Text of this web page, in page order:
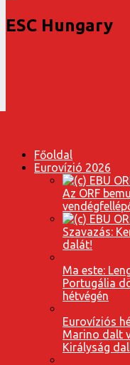
ESC Hungary
Főoldal
Eurovízió 2026
Az ORF
Szavazás:
dalát!
Ma este:
Portugália
hétvégén
Eurovíziós
Marino dalt
Királyság